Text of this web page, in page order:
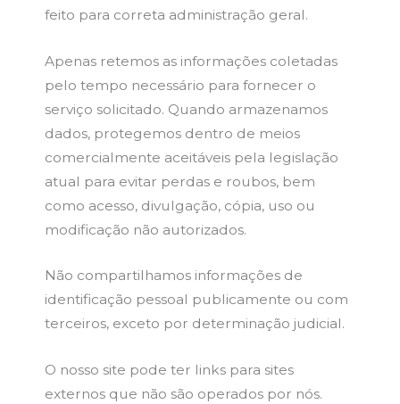
feito para correta administração geral.
Apenas retemos as informações coletadas
pelo tempo necessário para fornecer o
serviço solicitado. Quando armazenamos
dados, protegemos dentro de meios
comercialmente aceitáveis pela legislação
atual para evitar perdas e roubos, bem
como acesso, divulgação, cópia, uso ou
modificação não autorizados.
Não compartilhamos informações de
identificação pessoal publicamente ou com
terceiros, exceto por determinação judicial.
O nosso site pode ter links para sites
externos que não são operados por nós.